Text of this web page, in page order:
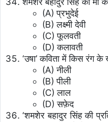
(A) प्रभुदेई
(B) लक्ष्मी देवी
(C) फूलवती
(D) कलावती
‘उषा’ कविता में किस रंग
(A) नीली
(B) पीली
(C) लाल
(D) सफ़ेद
‘शमशेर बहादुर सिंह की